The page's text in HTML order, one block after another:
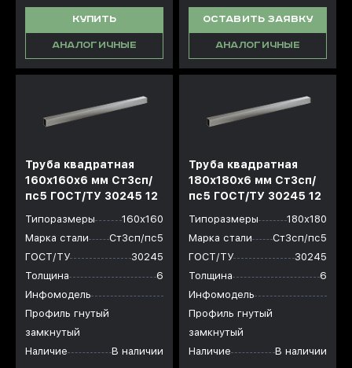
КУПИТЬ
АНАЛОГИЧНЫЕ
ОСТАВИТЬ ЗАЯВКУ
АНАЛОГИЧНЫЕ
Труба квадратная
160х160x6 мм Ст3сп/
пс5 ГОСТ/ТУ 30245 12
Типоразмеры
160х160
Марка стали
Ст3сп/пс5
ГОСТ/ТУ
30245
Толщина
6
Инфомодель
Профиль гнутый
замкнутый
Наличие
В наличии
Труба квадратная
180х180x6 мм Ст3сп/
пс5 ГОСТ/ТУ 30245 12
Типоразмеры
180х180
Марка стали
Ст3сп/пс5
ГОСТ/ТУ
30245
Толщина
6
Инфомодель
Профиль гнутый
замкнутый
Наличие
В наличии